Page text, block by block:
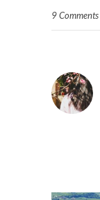
9 Comments